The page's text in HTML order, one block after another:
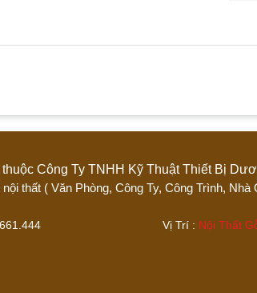
cho sản phẩm “Quầy thu ngân
thuộc Công Ty TNHH Kỹ Thuật Thiết
nội thất ( Văn Phòng, Công Ty, Công
- 0903.661.444 Vị Trí : Nội Thất